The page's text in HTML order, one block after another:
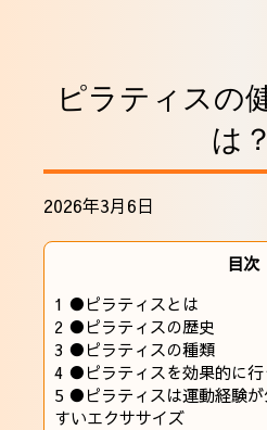
採用情報
ピラティスの
は？
2026年3月6日
目次
1 ●ピラティスとは
2 ●ピラティスの歴史
3 ●ピラティスの種類
4 ●ピラティスを効果的に行
5 ●ピラティスは運動経験
すいエクササイズ